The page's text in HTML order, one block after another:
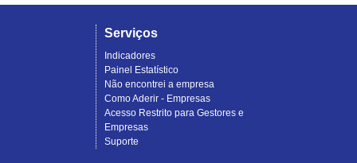
Serviços
Indicadores
Painel Estatístico
Não encontrei a empresa
Como Aderir - Empresas
Acesso Restrito para Gestores e
Empresas
Suporte